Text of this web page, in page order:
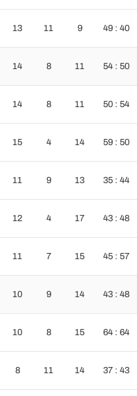
13 11 9 49 : 40
14 8 11 54 : 50
14 8 11 50 : 54
15 4 14 59 : 50
11 9 13 35 : 44
12 4 17 43 : 48
11 7 15 45 : 57
10 9 14 43 : 48
10 8 15 64 : 64
8 11 14 37 : 43